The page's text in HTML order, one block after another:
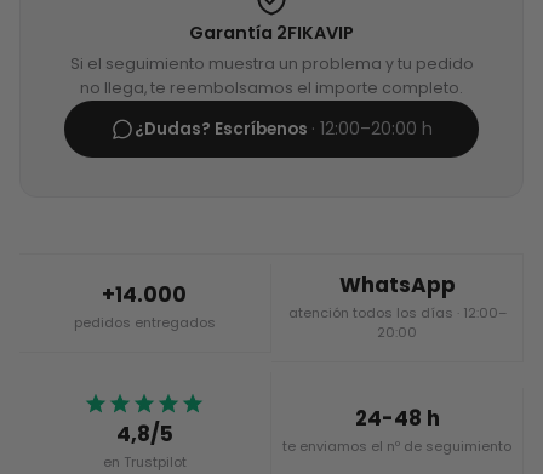
Garantía 2FIKAVIP
Si el seguimiento muestra un problema y tu pedido
no llega, te reembolsamos el importe completo.
¿Dudas? Escríbenos · 12:00–20:00 h
+14.000
pedidos entregados
WhatsApp
atención todos los días · 12:00–
20:00
4,8/5
en Trustpilot
24-48 h
te enviamos el nº de seguimiento